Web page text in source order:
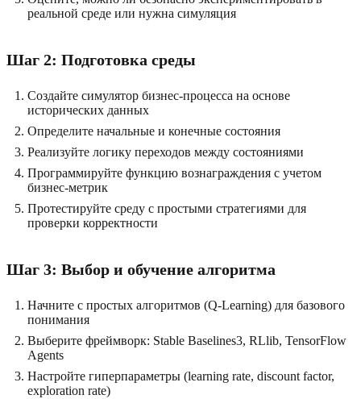
реальной среде или нужна симуляция
Шаг 2: Подготовка среды
Создайте симулятор бизнес-процесса на основе
исторических данных
Определите начальные и конечные состояния
Реализуйте логику переходов между состояниями
Программируйте функцию вознаграждения с учетом
бизнес-метрик
Протестируйте среду с простыми стратегиями для
проверки корректности
Шаг 3: Выбор и обучение алгоритма
Начните с простых алгоритмов (Q-Learning) для базового
понимания
Выберите фреймворк: Stable Baselines3, RLlib, TensorFlow
Agents
Настройте гиперпараметры (learning rate, discount factor,
exploration rate)